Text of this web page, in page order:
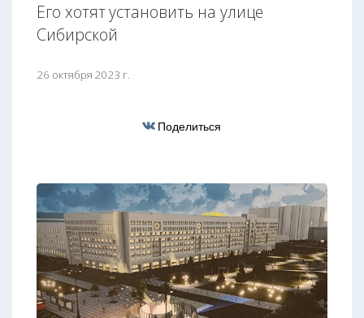
Его хотят установить на улице
Сибирской
26 октября 2023 г.
Поделиться